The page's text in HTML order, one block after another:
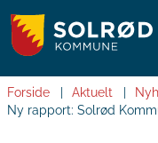
Forside Aktuelt
Ny rapport: Solrød